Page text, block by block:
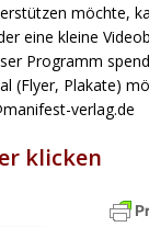
möchte,
eine kleine
Programm
(Flyer, Plakate)
verlag.de
klicken